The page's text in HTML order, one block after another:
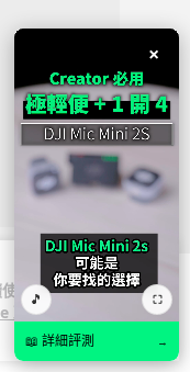
用
政
×
🎵 ⛶
📖 詳細評測 →